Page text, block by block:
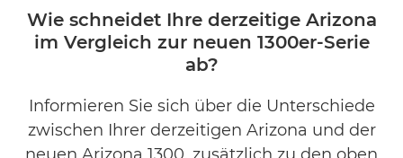
Wie schneidet Ihre derzeitige Arizona
im Vergleich zur neuen 1300er-Serie
ab?
Informieren Sie sich über die Unterschiede
zwischen Ihrer derzeitigen Arizona und der